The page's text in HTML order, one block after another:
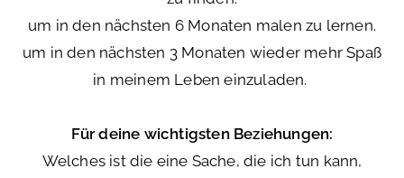
um in den nächsten 6 Monaten malen zu lernen.
um in den nächsten 3 Monaten wieder mehr Spaß
in meinem Leben einzuladen.
Für deine wichtigsten Beziehungen:
Welches ist die eine Sache, die ich tun kann,